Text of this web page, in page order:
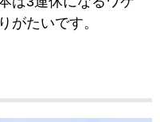
がたいです。